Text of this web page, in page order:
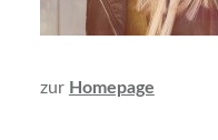
zur Homepage